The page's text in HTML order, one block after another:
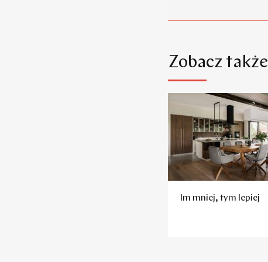
Zobacz także
Im mniej, tym lepiej